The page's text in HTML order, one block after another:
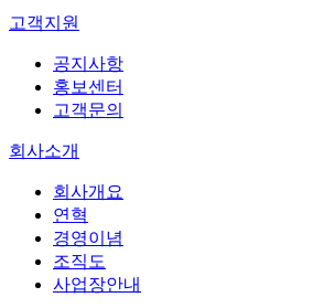
고객지원
공지사항
홍보센터
고객문의
회사소개
회사개요
연혁
경영이념
조직도
사업장안내